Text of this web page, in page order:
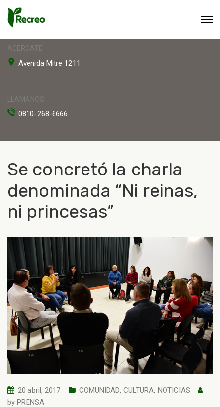
ACERCATE
Avenida Mitre 1211
LLAMANOS
0810-268-6666
Se concretó la charla
denominada “Ni reinas,
ni princesas”
20 abril, 2017 COMUNIDAD, CULTURA, NOTICIAS
byPRENSA